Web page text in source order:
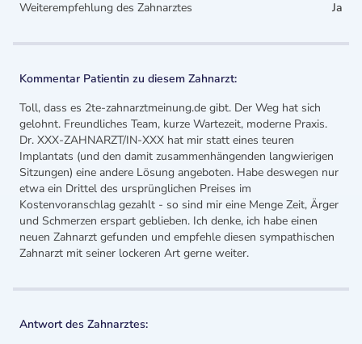
Weiterempfehlung des Zahnarztes Ja
Kommentar Patientin zu diesem Zahnarzt:
Toll, dass es 2te-zahnarztmeinung.de gibt. Der Weg hat sich
gelohnt. Freundliches Team, kurze Wartezeit, moderne Praxis.
Dr. XXX-ZAHNARZT/IN-XXX hat mir statt eines teuren
Implantats (und den damit zusammenhängenden langwierigen
Sitzungen) eine andere Lösung angeboten. Habe deswegen nur
etwa ein Drittel des ursprünglichen Preises im
Kostenvoranschlag gezahlt - so sind mir eine Menge Zeit, Ärger
und Schmerzen erspart geblieben. Ich denke, ich habe einen
neuen Zahnarzt gefunden und empfehle diesen sympathischen
Zahnarzt mit seiner lockeren Art gerne weiter.
Antwort des Zahnarztes: